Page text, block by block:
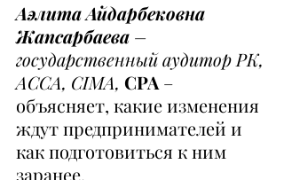
Аэлита Айдарбековна
Жапсарбаева –
государственный аудитор РК,
ACCA, CIMA, CPA –
объясняет, какие изменения
ждут предпринимателей и
как подготовиться к ним
заранее.